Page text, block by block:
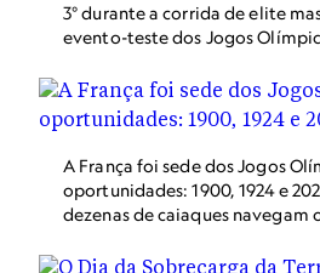
3° durante a corrida de elite
evento-teste dos Jogos
Paris, na França.
A França foi sede dos Jogos
oportunidades: 1900, 1924 e
dezenas de caiaques navegam
disputas olímpicas.